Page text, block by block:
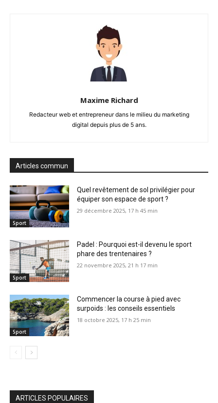
Maxime Richard
Redacteur web et entrepreneur dans le milieu du marketing
digital depuis plus de 5 ans.
Articles commun
Sport
Quel revêtement de sol privilégier pour
équiper son espace de sport ?
29 décembre 2025, 17 h 45 min
Sport
Padel : Pourquoi est-il devenu le sport
phare des trentenaires ?
22 novembre 2025, 21 h 17 min
Sport
Commencer la course à pied avec
surpoids : les conseils essentiels
18 octobre 2025, 17 h 25 min
ARTICLES POPULAIRES